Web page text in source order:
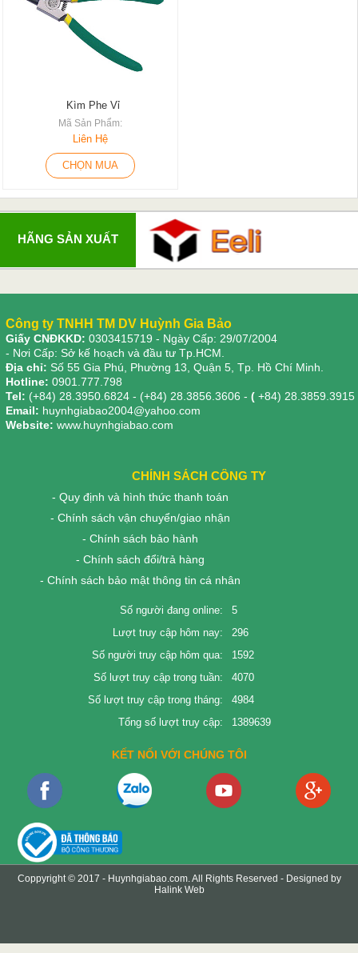
Kìm Phe Vỉ
Mã Sản Phẩm:
Liên Hệ
CHỌN MUA
HÃNG SẢN XUẤT
Công ty TNHH TM DV Huỳnh Gia Bảo
Giấy CNĐKKD: 0303415719 - Ngày Cấp: 29/07/2004
- Nơi Cấp: Sở kế hoạch và đầu tư Tp.HCM.
Địa chỉ: Số 55 Gia Phú, Phường 13, Quận 5, Tp. Hồ Chí Minh.
Hotline: 0901.777.798
Tel: (+84) 28.3950.6824 - (+84) 28.3856.3606 - ( +84) 28.3859.3915
Email: huynhgiabao2004@yahoo.com
Website: www.huynhgiabao.com
CHÍNH SÁCH CÔNG TY
- Quy định và hình thức thanh toán
- Chính sách vận chuyển/giao nhận
- Chính sách bảo hành
- Chính sách đổi/trả hàng
- Chính sách bảo mật thông tin cá nhân
Số người đang online:
5
Lượt truy cập hôm nay:
296
Số người truy cập hôm qua:
1592
Số lượt truy cập trong tuần:
4070
Số lượt truy cập trong tháng:
4984
Tổng số lượt truy cập:
1389639
KẾT NỐI VỚI CHÚNG TÔI
Coppyright © 2017 - Huynhgiabao.com. All Rights Reserved - Designed by
Halink Web